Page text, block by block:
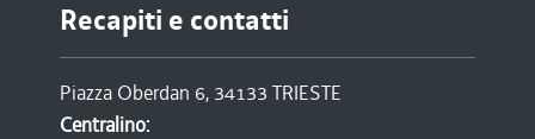
Recapiti e contatti
Piazza Oberdan 6, 34133 TRIESTE
Centralino: